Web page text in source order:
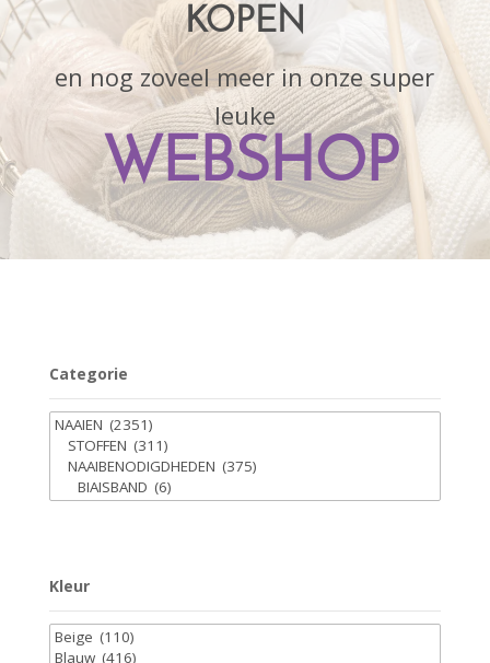
KOPEN
en nog zoveel meer in onze super
leuke
WEBSHOP
Categorie
Kleur